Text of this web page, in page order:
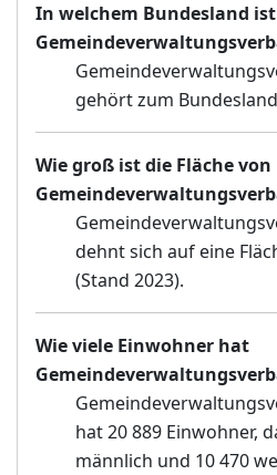
In welchem Bundesland ist
gehört zum
Wie groß ist die Fläche von
dehnt sich auf eine
(Stand 2023).
Wie viele Einwohner hat
hat 20 889 Einwohner,
männlich und 10 470